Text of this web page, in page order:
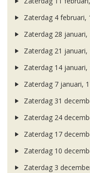
Zaterdag 4 februari,
Zaterdag 28 januari,
Zaterdag 21 januari,
Zaterdag 14 januari,
Zaterdag 7 januari,
Zaterdag 31
Zaterdag 24
Zaterdag 17
Zaterdag 10
Zaterdag 3